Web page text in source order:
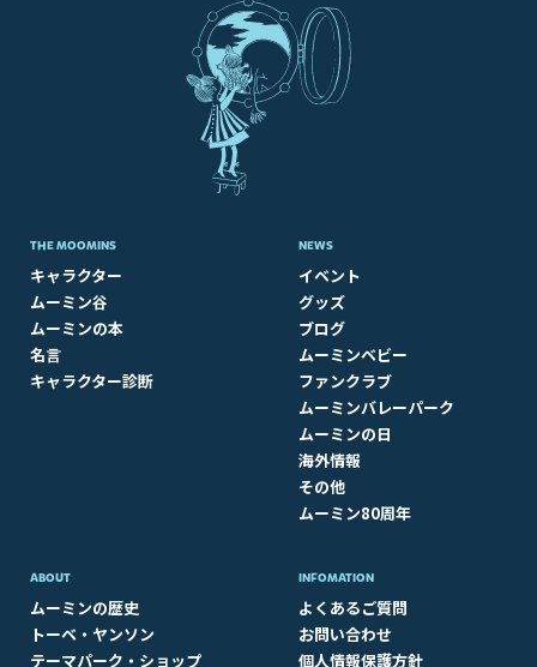
THE MOOMINS
キャラクター
ムーミン谷
ムーミンの本
名言
キャラクター診断
NEWS
イベント
グッズ
ブログ
ムーミンベビー
ファンクラブ
ムーミンバレーパーク
ムーミンの日
海外情報
その他
ムーミン80周年
ABOUT​
ムーミンの歴史
トーベ・ヤンソン
テーマパーク・ショップ
INFOMATION
よくあるご質問
お問い合わせ
個人情報保護方針